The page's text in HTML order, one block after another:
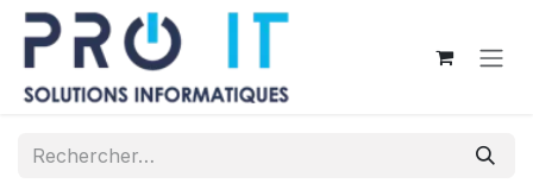
Se rendre au contenu